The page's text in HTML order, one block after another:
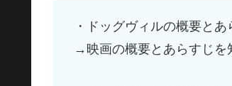
・ドッグヴィルの概要とあ
→映画の概要とあらすじを